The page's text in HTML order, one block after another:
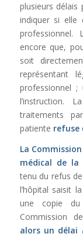
plusieurs
indiquer si elle
professionnel.
encore que,
soit
représentant
professionnel ;
l’instruction.
traitements
patiente refuse
La
médical de la
tenu du refus
l’hôpital saisit
une copie du
Commission
alors un délai